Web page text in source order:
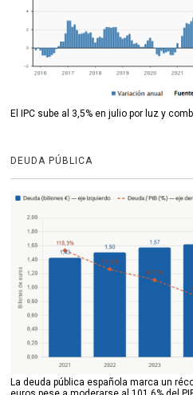
El IPC sube al 3,5% en julio por luz y
DEUDA PÚBLICA
La deuda pública española marca un